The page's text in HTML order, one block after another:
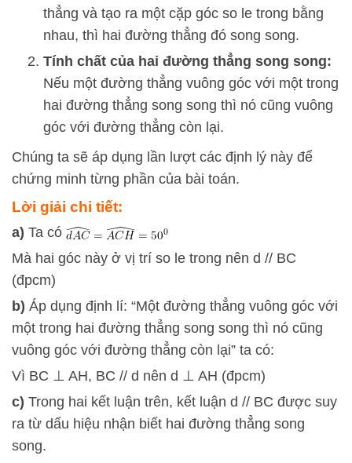
thẳng và tạo ra một cặp góc so le trong bằng
nhau, thì hai đường thẳng đó song song.
Tính chất của hai đường thẳng song song:
Nếu một đường thẳng vuông góc với một trong
hai đường thẳng song song thì nó cũng vuông
góc với đường thẳng còn lại.
Chúng ta sẽ áp dụng lần lượt các định lý này để
chứng minh từng phần của bài toán.
Lời giải chi tiết:
a) Ta có
Mà hai góc này ở vị trí so le trong nên d // BC
(đpcm)
b) Áp dụng định lí: “Một đường thẳng vuông góc với
một trong hai đường thẳng song song thì nó cũng
vuông góc với đường thẳng còn lại” ta có:
Vì BC ⊥ AH, BC // d nên d ⊥ AH (đpcm)
c) Trong hai kết luận trên, kết luận d // BC được suy
ra từ dấu hiệu nhận biết hai đường thẳng song
song.